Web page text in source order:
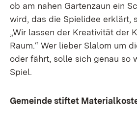
ob am nahen Gartenzaun ein
wird, das die Spielidee erklärt,
„Wir lassen der Kreativität der
Raum.“ Wer lieber Slalom um
oder fährt, solle sich genau so
Spiel.
Gemeinde stiftet